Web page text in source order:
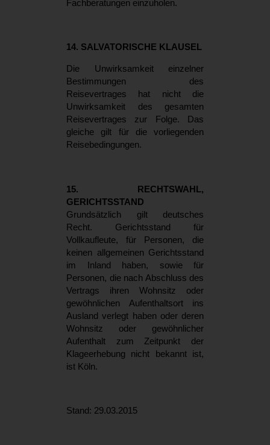
Fachberatungen einzuholen.
14. SALVATORISCHE KLAUSEL
Die Unwirksamkeit einzelner
Bestimmungen des
Reisevertrages hat nicht die
Unwirksamkeit des gesamten
Reisevertrages zur Folge. Das
gleiche gilt für die vorliegenden
Reisebedingungen.
15. RECHTSWAHL,
GERICHTSSTAND
Grundsätzlich gilt deutsches
Recht. Gerichtsstand für
Vollkaufleute, für Personen, die
keinen allgemeinen Gerichtsstand
im Inland haben, sowie für
Personen, die nach Abschluss des
Vertrags ihren Wohnsitz oder
gewöhnlichen Aufenthaltsort ins
Ausland verlegt haben oder deren
Wohnsitz oder gewöhnlicher
Aufenthalt zum Zeitpunkt der
Klageerhebung nicht bekannt ist,
ist Köln.
Stand: 29.03.2015